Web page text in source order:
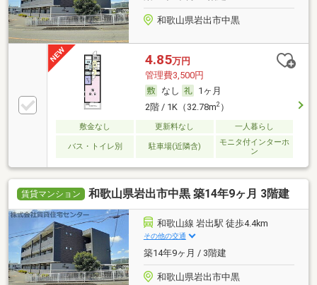
和歌山県岩出市中黒
4.85万円
管理費3,500円
なし
1ヶ月
2階 / 1K（32.78m2）
敷金なし 更新料なし 一人暮らし
バス・トイレ別 駐車場(近隣含)
モニタ付インターホ
ン
賃貸マンション 和歌山県岩出市中黒 築14年9ヶ月 3階建
和歌山線 岩出駅 徒歩4.4km
その他の交通
築14年9ヶ月 / 3階建
和歌山県岩出市中黒